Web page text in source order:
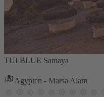
TUI BLUE Samaya
Ägypten - Marsa Alam